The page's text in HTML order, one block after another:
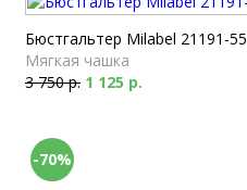
Бюстгальтер Milabel 21191-55
Мягкая чашка
3 750 р. 1 125 р.
-70%